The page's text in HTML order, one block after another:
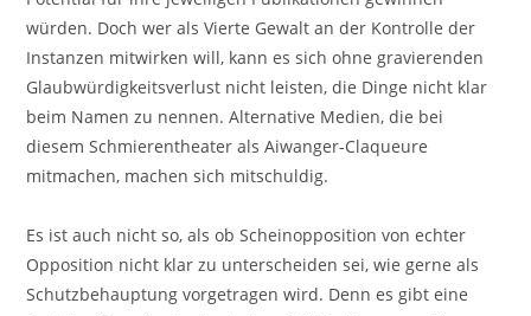
würden. Doch wer als Vierte Gewalt an der Kontrolle der
Instanzen mitwirken will, kann es sich ohne gravierenden
Glaubwürdigkeitsverlust nicht leisten, die Dinge nicht klar
beim Namen zu nennen. Alternative Medien, die bei
diesem Schmierentheater als Aiwanger-Claqueure
mitmachen, machen sich mitschuldig.
Es ist auch nicht so, als ob Scheinopposition von echter
Opposition nicht klar zu unterscheiden sei, wie gerne als
Schutzbehauptung vorgetragen wird. Denn es gibt eine